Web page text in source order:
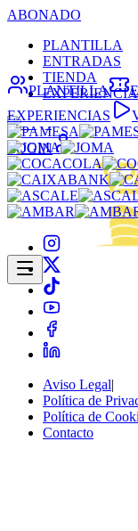
ABONADO
PLANTILLA
ENTRADAS
TIENDA
LOGIN
PLANTILLA
EXPERIENCIAS
Aviso Legal|
Política de
Política de
Contacto